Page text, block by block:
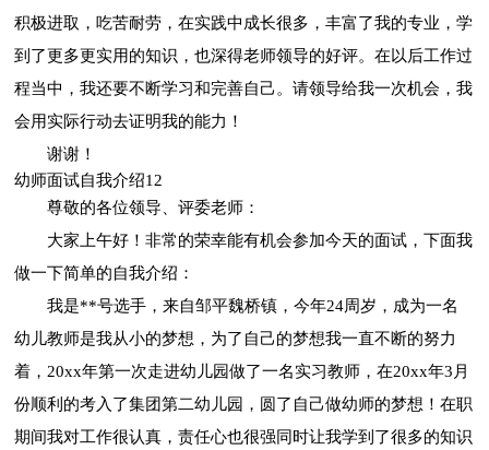
积极进取，吃苦耐劳，在实践中成长很多，丰富了我的专业，学
到了更多更实用的知识，也深得老师领导的好评。在以后工作过
程当中，我还要不断学习和完善自己。请领导给我一次机会，我
会用实际行动去证明我的能力！
谢谢！
幼师面试自我介绍12
尊敬的各位领导、评委老师：
大家上午好！非常的荣幸能有机会参加今天的面试，下面我
做一下简单的自我介绍：
我是**号选手，来自邹平魏桥镇，今年24周岁，成为一名
幼儿教师是我从小的梦想，为了自己的梦想我一直不断的努力
着，20xx年第一次走进幼儿园做了一名实习教师，在20xx年3月
份顺利的考入了集团第二幼儿园，圆了自己做幼师的梦想！在职
期间我对工作很认真，责任心也很强同时让我学到了很多的知识